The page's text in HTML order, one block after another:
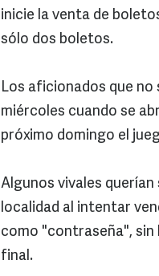
inicie la venta de
sólo dos boletos.
Los aficionados que
miércoles cuando se
próximo domingo el
Algunos vivales
localidad al intentar
como "contraseña", sin
final.